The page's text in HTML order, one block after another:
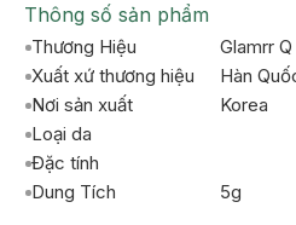
Thông số sản phẩm
Thương Hiệu
Glamrr Q
Xuất xứ thương hiệu
Hàn
Nơi sản xuất
Korea
Loại da
Đặc tính
Dung Tích
5g